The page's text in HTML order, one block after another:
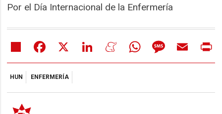
Por el Día Internacional de la Enfermería
Share Facebook LinkedIn MeneameWhatsAppMessageEmail
HUN ENFERMERÍA